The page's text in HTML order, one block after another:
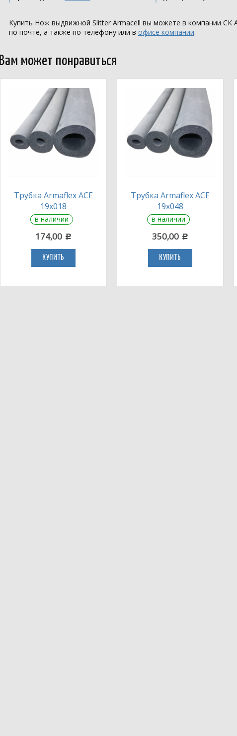
Купить Нож выдвижной Slitter Armacell вы можете в компании СК
по почте, а также по телефону или в офисе компании.
Вам может понравиться
Трубка Armaflex ACE
19х018
в наличии
174,00 c
КУПИТЬ
Трубка Armaflex ACE
19х048
в наличии
350,00 c
КУПИТЬ